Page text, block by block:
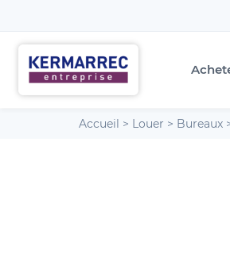
Accueil > Louer > Bureaux